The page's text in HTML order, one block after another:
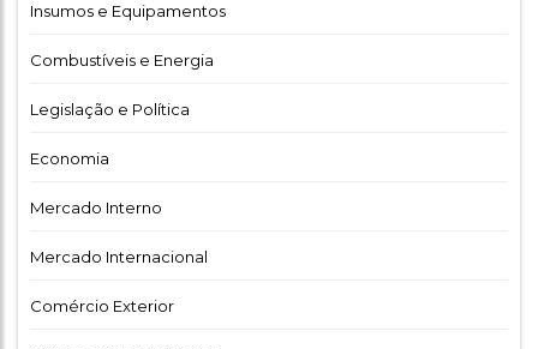
Insumos e Equipamentos
Combustíveis e Energia
Legislação e Política
Economia
Mercado Interno
Mercado Internacional
Comércio Exterior